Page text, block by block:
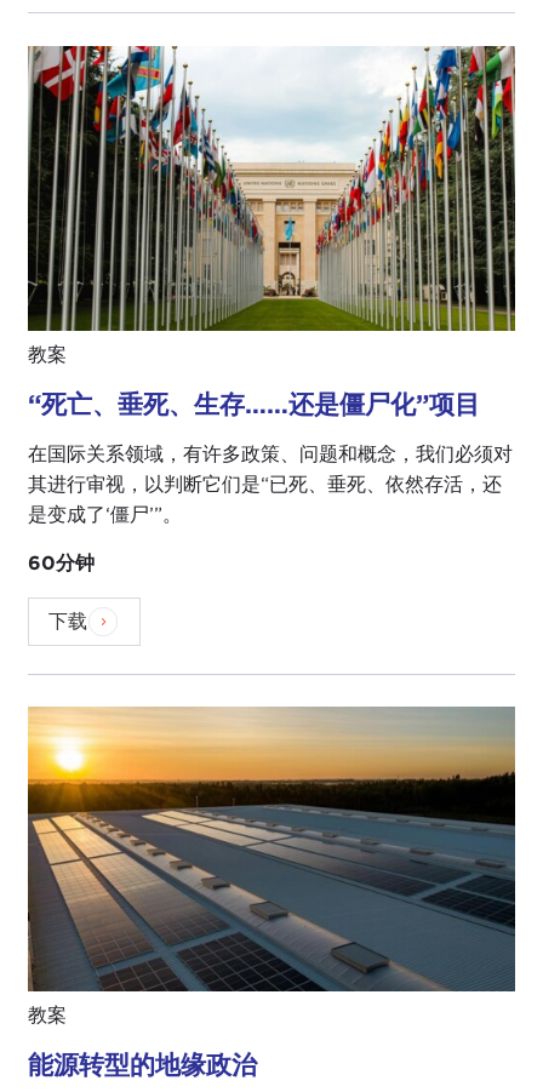
教案
“死亡、垂死、生存……还是僵尸化”项目
在国际关系领域，有许多政策、问题和概念，我们必须对
其进行审视，以判断它们是“已死、垂死、依然存活，还
是变成了‘僵尸’”。
60分钟
下载
教案
能源转型的地缘政治